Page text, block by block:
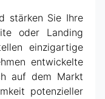
stärken Sie Ihre
oder Landing
einzigartige
entwickelte
auf dem Markt
potenzieller